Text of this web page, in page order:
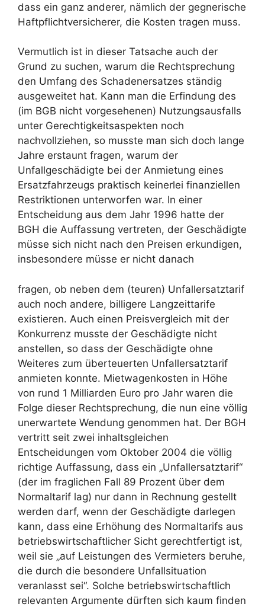
dass ein ganz anderer, nämlich der gegnerische
Haftpflichtversicherer, die Kosten tragen muss.
Vermutlich ist in dieser Tatsache auch der
Grund zu suchen, warum die Rechtsprechung
den Umfang des Schadenersatzes ständig
ausgeweitet hat. Kann man die Erfindung des
(im BGB nicht vorgesehenen) Nutzungsausfalls
unter Gerechtigkeitsaspekten noch
nachvollziehen, so musste man sich doch lange
Jahre erstaunt fragen, warum der
Unfallgeschädigte bei der Anmietung eines
Ersatzfahrzeugs praktisch keinerlei finanziellen
Restriktionen unterworfen war. In einer
Entscheidung aus dem Jahr 1996 hatte der
BGH die Auffassung vertreten, der Geschädigte
müsse sich nicht nach den Preisen erkundigen,
insbesondere müsse er nicht danach
fragen, ob neben dem (teuren) Unfallersatztarif
auch noch andere, billigere Langzeittarife
existieren. Auch einen Preisvergleich mit der
Konkurrenz musste der Geschädigte nicht
anstellen, so dass der Geschädigte ohne
Weiteres zum überteuerten Unfallersatztarif
anmieten konnte. Mietwagenkosten in Höhe
von rund 1 Milliarden Euro pro Jahr waren die
Folge dieser Rechtsprechung, die nun eine völlig
unerwartete Wendung genommen hat. Der BGH
vertritt seit zwei inhaltsgleichen
Entscheidungen vom Oktober 2004 die völlig
richtige Auffassung, dass ein „Unfallersatztarif“
(der im fraglichen Fall 89 Prozent über dem
Normaltarif lag) nur dann in Rechnung gestellt
werden darf, wenn der Geschädigte darlegen
kann, dass eine Erhöhung des Normaltarifs aus
betriebswirtschaftlicher Sicht gerechtfertigt ist,
weil sie „auf Leistungen des Vermieters beruhe,
die durch die besondere Unfallsituation
veranlasst sei“. Solche betriebswirtschaftlich
relevanten Argumente dürften sich kaum finden